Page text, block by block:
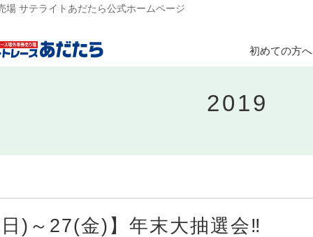
場 サテライトあだたら公式ホームページ
初めての方へ
2019
日)～27(金)】年末大抽選会‼